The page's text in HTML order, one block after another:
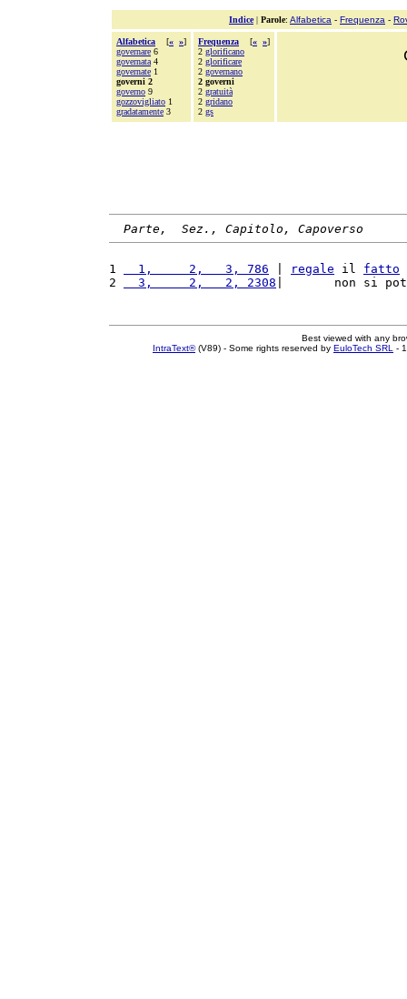
Indice| Parole: Alfabetica - Frequenza -
Alfabetica [« »]
governare 6
governata 4
governate 1
governi 2
governo 9
gozzovigliato 1
gradatamente 3
Frequenza [« »]
2 glorificano
2 glorificare
2 governano
2 governi
2 gratuità
2 gridano
2 gs
Parte,  Sez., Capitolo, Capoverso
1
  1,     2,   3, 786
regale il fatto
2
  3,     2,   2, 2308
|       non si
Best viewed with any
IntraText®(V89) - Some rights reserved by EuloTech SRL -